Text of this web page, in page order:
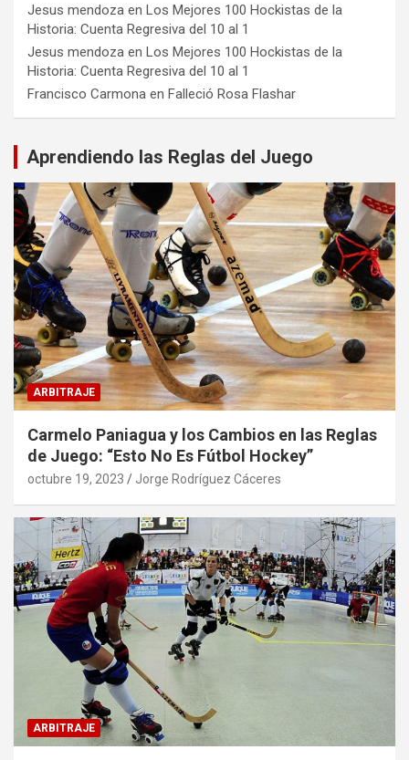
Jesus mendoza en Los Mejores 100 Hockistas de la
Historia: Cuenta Regresiva del 10 al 1
Jesus mendoza en Los Mejores 100 Hockistas de la
Historia: Cuenta Regresiva del 10 al 1
Francisco Carmona en Falleció Rosa Flashar
Aprendiendo las Reglas del Juego
ARBITRAJE
Carmelo Paniagua y los Cambios en las Reglas
de Juego: “Esto No Es Fútbol Hockey”
octubre 19, 2023 Jorge Rodríguez Cáceres
ARBITRAJE